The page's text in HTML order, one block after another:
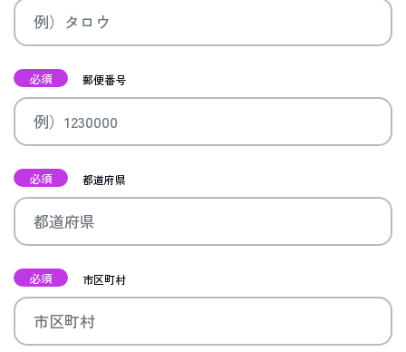
必須 郵便番号
必須 都道府県
必須 市区町村